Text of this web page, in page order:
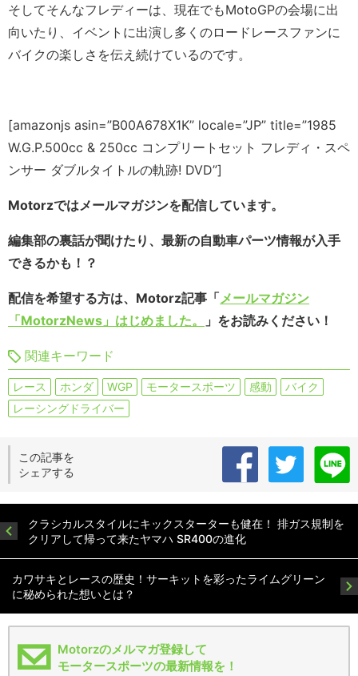
そしてそんなフレディーは、現在でもMotoGPの会場に出
向いたり、イベントに出演し多くのロードレースファンに
バイクの楽しさを伝え続けているのです。
[amazonjs asin=”B00A678X1K” locale=”JP” title=”1985
W.G.P.500cc & 250cc コンプリートセット フレディ・スペ
ンサー ダブルタイトルの軌跡! DVD”]
Motorzではメールマガジンを配信しています。
編集部の裏話が聞けたり、最新の自動車パーツ情報が入手
できるかも！？
配信を希望する方は、Motorz記事「 メールマガジン
「MotorzNews」はじめました。
」をお読みください！
関連キーワード
レース ホンダ WGP モータースポーツ 感動
バイク
レーシングドライバー
この記事を
シェアする
クラシカルスタイルにキックスターターも健在！ 排ガス規制を
クリアして帰って来たヤマハ SR400の進化
カワサキとレースの歴史！サーキットを彩ったライムグリーン
に秘められた想いとは？
Motorzのメルマガ登録して
モータースポーツの最新情報を！